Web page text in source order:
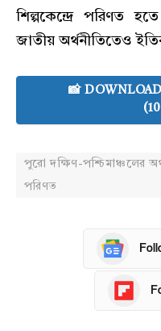
শিল্পকেন্দ্রে পরিণত
জাতীয় অর্থনীতিতেও
📸
পুরো দক্ষিণ-পশ্চিমাঞ্চলের
পরিণত